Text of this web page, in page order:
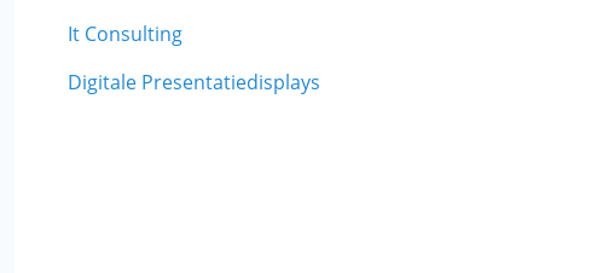
It Consulting
Digitale Presentatiedisplays